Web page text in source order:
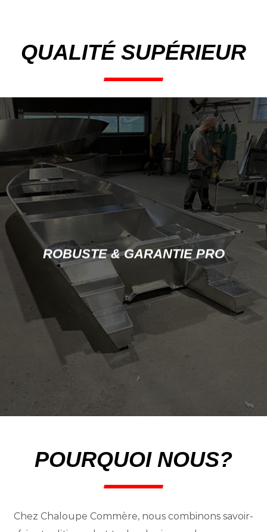
QUALITÉ SUPÉRIEUR
ROBUSTE & GARANTIE PRO
POURQUOI NOUS?
Chez Chaloupe Commère, nous combinons savoir-